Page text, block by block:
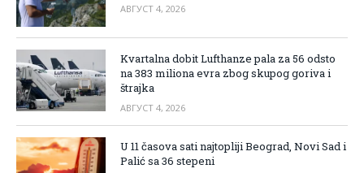
АВГУСТ 4, 2026
Kvartalna dobit Lufthanze pala za 56 odsto
na 383 miliona evra zbog skupog goriva i
štrajka
АВГУСТ 4, 2026
U 11 časova sati najtopliji Beograd, Novi Sad i
Palić sa 36 stepeni